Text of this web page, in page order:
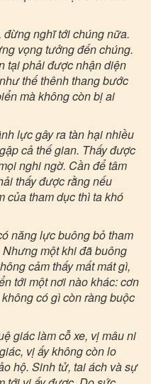
nghĩ tới chúng nữa.
vọng tưởng đến chúng.
tại phải được nhận diện
thế thênh thang bước
mà không còn bị ai
lực gây ra tàn hại nhiều
cả thế gian. Thấy được
nghi ngờ. Cần để tâm
thấy được rằng nếu
của tham dục thì ta khó
năng lực buông bỏ tham
một khi đã buông
cảm thấy mất mát gì,
tới một nơi nào khác: cơn
có gì còn ràng buộc
giác làm cỗ xe, vị mâu ni
vị ấy không còn lo
hộ. Sinh tử, tai ách và sự